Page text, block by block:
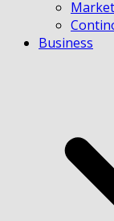
Business